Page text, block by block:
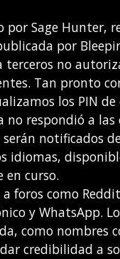
Sage Hunter,
por
terceros no
Tan pronto
los PIN
no respondió a
notificados
idiomas,
en curso.
foros como
y WhatsApp.
como nombres
credibilidad a